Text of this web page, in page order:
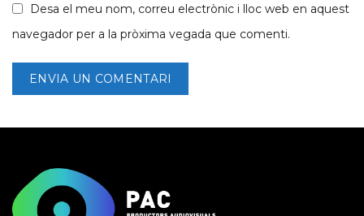
Desa el meu nom, correu electrònic i lloc web en aquest
navegador per a la pròxima vegada que comenti.